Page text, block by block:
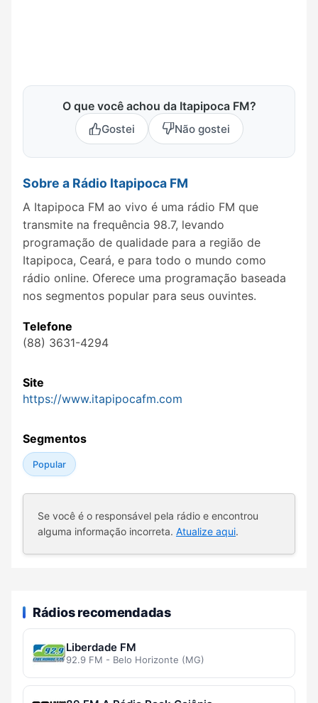
O que você achou da Itapipoca FM?
Gostei Não gostei
Sobre a Rádio Itapipoca FM
A Itapipoca FM ao vivo é uma rádio FM que
transmite na frequência 98.7, levando
programação de qualidade para a região de
Itapipoca, Ceará, e para todo o mundo como
rádio online. Oferece uma programação baseada
nos segmentos popular para seus ouvintes.
Telefone
(88) 3631-4294
Site
https://www.itapipocafm.com
Segmentos
Popular
Se você é o responsável pela rádio e encontrou
alguma informação incorreta. Atualize aqui.
Rádios recomendadas
Liberdade FM
92.9 FM - Belo Horizonte (MG)